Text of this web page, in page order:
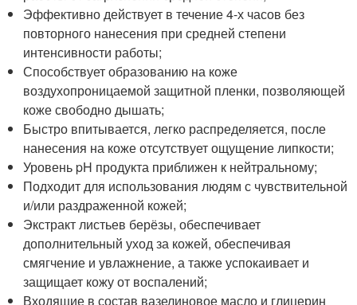
Эффективно действует в течение 4-х часов без
повторного нанесения при средней степени
интенсивности работы;
Способствует образованию на коже
воздухопроницаемой защитной пленки, позволяющей
коже свободно дышать;
Быстро впитывается, легко распределяется, после
нанесения на коже отсутствует ощущение липкости;
Уровень pH продукта приближен к нейтральному;
Подходит для использования людям с чувствительной
и/или раздраженной кожей;
Экстракт листьев берёзы, обеспечивает
дополнительный уход за кожей, обеспечивая
смягчение и увлажнение, а также успокаивает и
защищает кожу от воспалений;
Входящие в состав вазелиновое масло и глицерин